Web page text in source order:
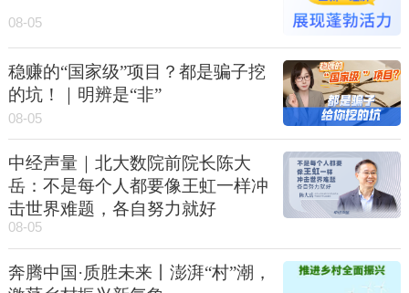
08-05
稳赚的“国家级”项目？都是骗子挖
的坑！｜明辨是“非”
08-05
中经声量｜北大数院前院长陈大
岳：不是每个人都要像王虹一样冲
击世界难题，各自努力就好
08-05
奔腾中国·质胜未来丨澎湃“村”潮，